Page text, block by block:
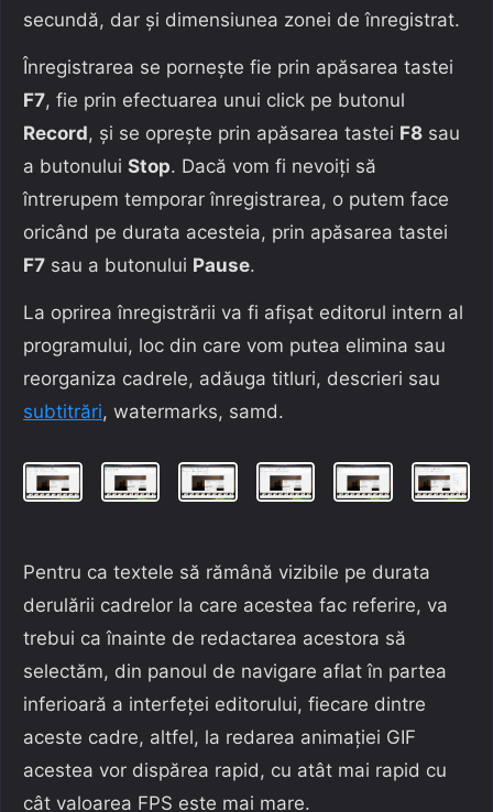
secundă, dar și dimensiunea zonei de înregistrat.
Înregistrarea se pornește fie prin apăsarea tastei
F7, fie prin efectuarea unui click pe butonul
Record, și se oprește prin apăsarea tastei F8 sau
a butonului Stop. Dacă vom fi nevoiți să
întrerupem temporar înregistrarea, o putem face
oricând pe durata acesteia, prin apăsarea tastei
F7 sau a butonului Pause.
La oprirea înregistrării va fi afișat editorul intern al
programului, loc din care vom putea elimina sau
reorganiza cadrele, adăuga titluri, descrieri sau
subtitrări, watermarks, samd.
Pentru ca textele să rămână vizibile pe durata
derulării cadrelor la care acestea fac referire, va
trebui ca înainte de redactarea acestora să
selectăm, din panoul de navigare aflat în partea
inferioară a interfeței editorului, fiecare dintre
aceste cadre, altfel, la redarea animației GIF
acestea vor dispărea rapid, cu atât mai rapid cu
cât valoarea FPS este mai mare.